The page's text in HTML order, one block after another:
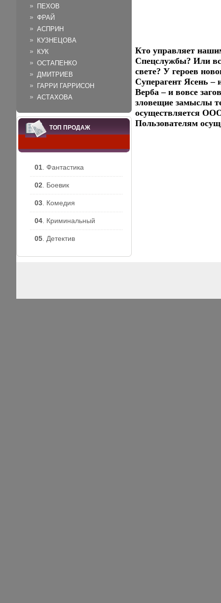
ПЕХОВ
ФРАЙ
АСПРИН
КУЗНЕЦОВА
КУК
ОСТАПЕНКО
ДМИТРИЕВ
ГАРРИ ГАРРИСОН
АСТАХОВА
ТОП ПРОДАЖ
01 . Фантастика
02 . Боевик
03 . Комедия
04 . Криминальный
05 . Детектив
Кто управляет
Спецслужбы? Или
свете? У героев
Суперагент Ясень –
Верба – и вовсе
зловещие замыслы
осуществляется
Пользователям